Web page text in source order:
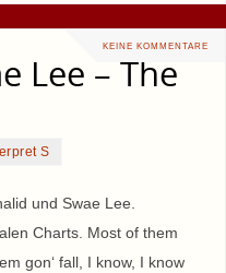
KEINE KOMMENTARE
Lee – The
S
und Swae Lee.
Charts. Most of them
gon‘ fall, I know, I know